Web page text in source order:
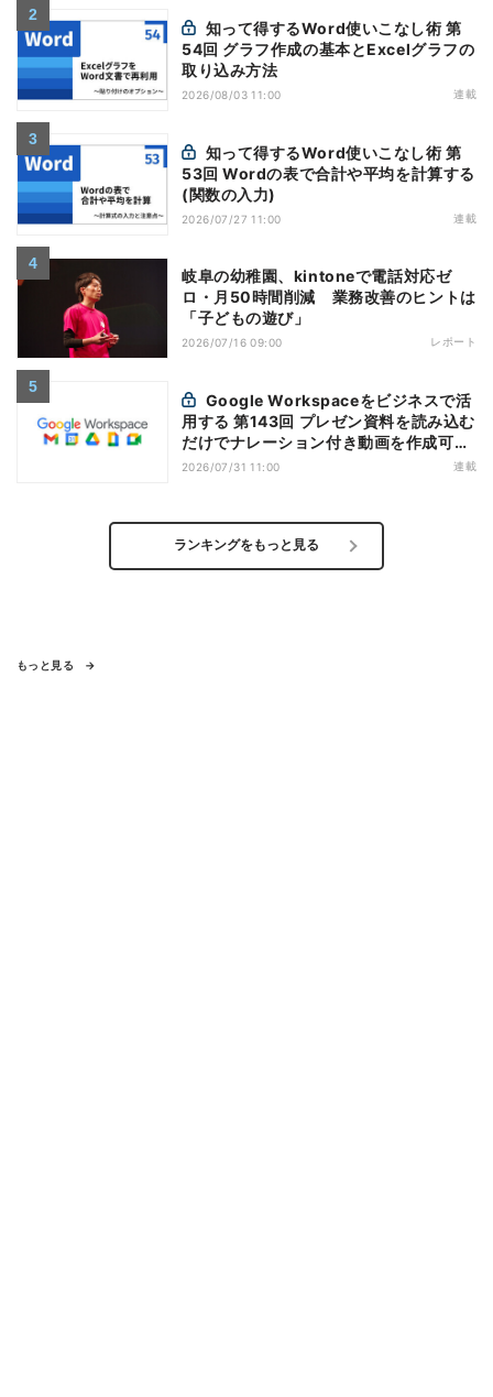
54回 グラフ作成の基本とExcelグラフの
取り込み方法
2026/08/03 11:00 連載
53回 Wordの表で合計や平均を計算する
(関数の入力)
2026/07/27 11:00 連載
岐阜の幼稚園、kintoneで電話対応ゼ
ロ・月50時間削減 業務改善のヒントは
「子どもの遊び」
2026/07/16 09:00 レポート
用する 第143回 プレゼン資料を読み込む
だけでナレーション付き動画を作成可能
になった「Google Vids」
2026/07/31 11:00 連載
ランキングをもっと見る
もっと見る